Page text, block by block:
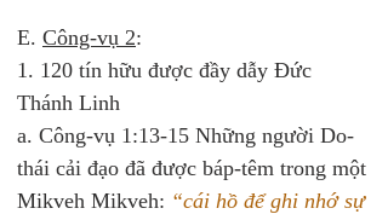
E. Công-vụ 2:
1. 120 tín hữu được đầy dẫy Đức
Thánh Linh
a. Công-vụ 1:13-15 Những người Do-
thái cải đạo đã được báp-têm trong một
Mikveh Mikveh: “cái hồ để ghi nhớ sự